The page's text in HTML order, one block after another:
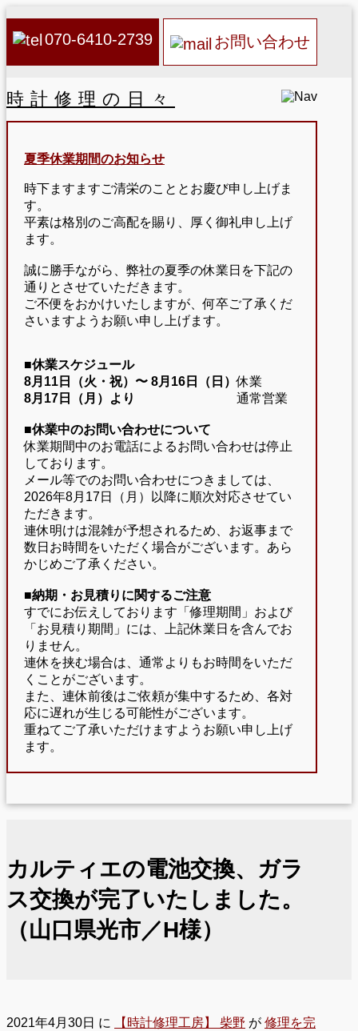
070-6410-2739 お問い合わせ
時計修理の日々
夏季休業期間のお知らせ
時下ますますご清栄のこととお慶び申し上げま
す。
平素は格別のご高配を賜り、厚く御礼申し上げ
ます。
誠に勝手ながら、弊社の夏季の休業日を下記の
通りとさせていただきます。
ご不便をおかけいたしますが、何卒ご了承くだ
さいますようお願い申し上げます。
■休業スケジュール
8月11日（火・祝）〜 8月16日（日）休業
8月17日（月）より
通常営業
■休業中のお問い合わせについて
休業期間中のお電話によるお問い合わせは停止
しております。
メール等でのお問い合わせにつきましては、
2026年8月17日（月）以降に順次対応させてい
ただきます。
連休明けは混雑が予想されるため、お返事まで
数日お時間をいただく場合がございます。あら
かじめご了承ください。
■納期・お見積りに関するご注意
すでにお伝えしております「修理期間」および
「お見積り期間」には、上記休業日を含んでお
りません。
連休を挟む場合は、通常よりもお時間をいただ
くことがございます。
また、連休前後はご依頼が集中するため、各対
応に遅れが生じる可能性がございます。
重ねてご了承いただけますようお願い申し上げ
ます。
カルティエの電池交換、ガラ
ス交換が完了いたしました。
（山口県光市／H様）
2021年4月30日 に 【時計修理工房】 柴野 が 修理を完